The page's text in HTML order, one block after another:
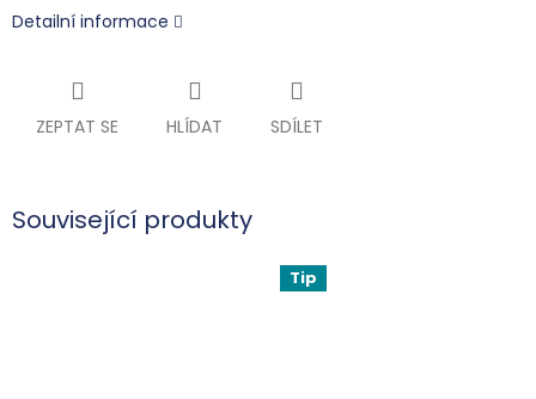
Detailní informace
ZEPTAT SE HLÍDAT SDÍLET
Související produkty
Tip